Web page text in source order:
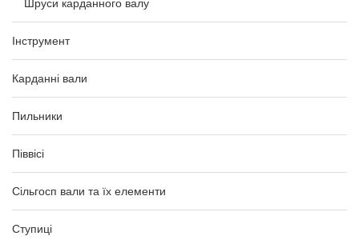
Шруси карданного валу
Інструмент
Карданні вали
Пильники
Піввісі
Сільгосп вали та їх елементи
Ступиці